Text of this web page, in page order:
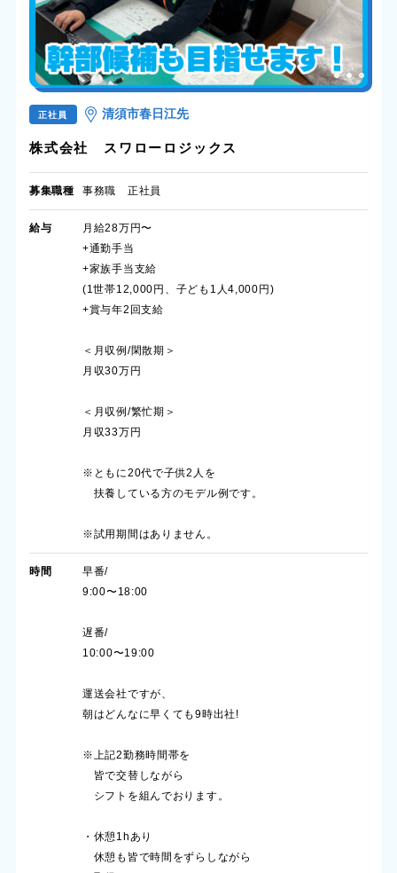
正社員 清須市春日江先
株式会社 スワローロジックス
募集職種 事務職 正社員
給与
月給28万円〜
+通勤手当
+家族手当支給
(1世帯12,000円、子ども1人4,000円)
+賞与年2回支給
＜月収例/閑散期＞
月収30万円
＜月収例/繁忙期＞
月収33万円
※ともに20代で子供2人を
扶養している方のモデル例です。
※試用期間はありません。
時間
早番/
9:00〜18:00
遅番/
10:00〜19:00
運送会社ですが、
朝はどんなに早くても9時出社!
※上記2勤務時間帯を
皆で交替しながら
シフトを組んでおります。
・休憩1hあり
休憩も皆で時間をずらしながら